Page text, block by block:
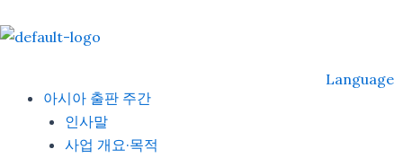
to
Language
아시아 출판 주간
인사말
사업 개요·목적